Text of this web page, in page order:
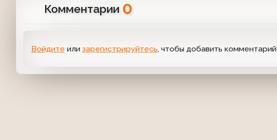
Комментарии 0
Войдите или зарегистрируйтесь, чтобы добавить комментарий